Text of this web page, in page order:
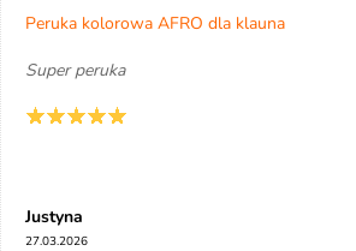
Peruka kolorowa AFRO dla klauna
Super peruka
Justyna
27.03.2026